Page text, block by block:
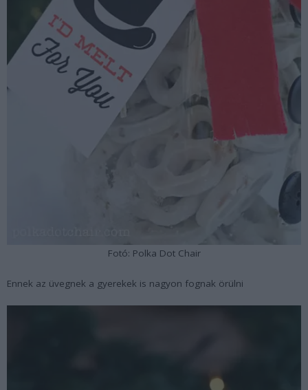
Fotó: Polka Dot Chair
Ennek az üvegnek a gyerekek is nagyon fognak örülni